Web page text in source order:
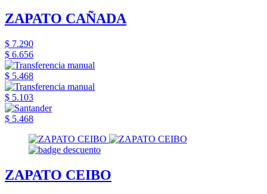
ZAPATO CAÑADA
$ 7.290
$ 6.656
$ 5.468
$ 5.103
$ 5.468
ZAPATO CEIBO